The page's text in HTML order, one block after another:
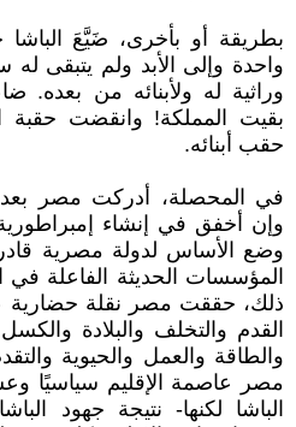
بطريقة أو بأخرى، ضَيَّعَ
واحدة وإلى الأبد ولم يتبقى
وراثية له ولأبنائه من بعده.
بقيت المملكة! وانقضت حقبة
حقب أبنائه.
في المحصلة، أدركت مصر
وإن أخفق في إنشاء
وضع الأساس لدولة مصرية
المؤسسات الحديثة الفاعلة
ذلك، حققت مصر نقلة
القدم والتخلف والبلادة
والطاقة والعمل والحيوية
مصر عاصمة الإقليم سياسيًا
الباشا لكنها- نتيجة جهود